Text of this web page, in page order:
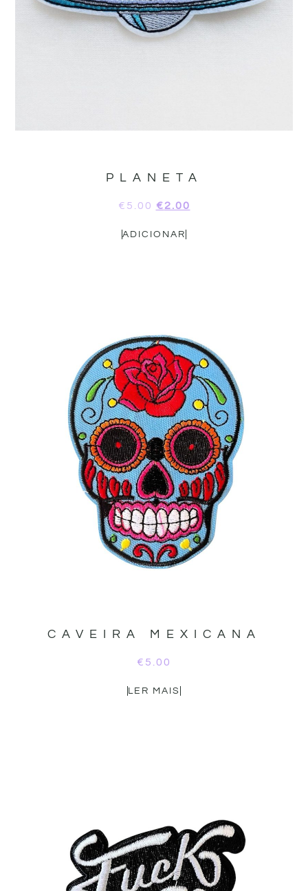
PLANETA
€ 5.00 €2.00
ADICIONAR
CAVEIRA MEXICANA
€ 5.00
LER MAIS